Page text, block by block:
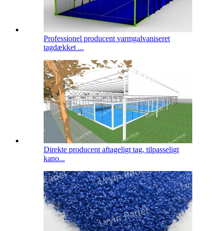
Professionel producent varmgalvaniseret
tagdækket ...
Direkte producent aftageligt tag, tilpasseligt
kano...